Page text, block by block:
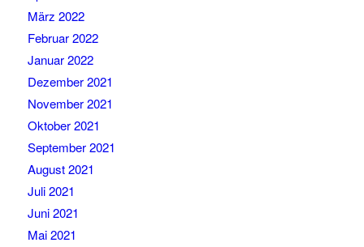
März 2022
Februar 2022
Januar 2022
Dezember 2021
November 2021
Oktober 2021
September 2021
August 2021
Juli 2021
Juni 2021
Mai 2021